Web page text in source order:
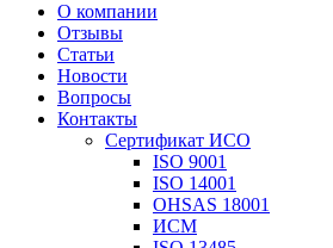
О компании
Отзывы
Статьи
Новости
Вопросы
Контакты
Сертификат ИСО
ISO 9001
ISO 14001
OHSAS 18001
ИСМ